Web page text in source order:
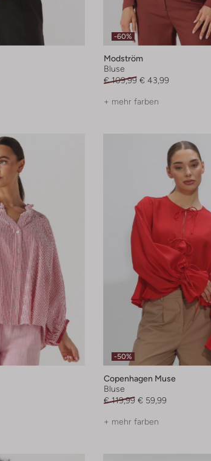
-60%
Modström
Bluse
€ 109,99 € 43,99
+ mehr farben
-50%
Copenhagen Muse
Bluse
€ 119,99 € 59,99
+ mehr farben